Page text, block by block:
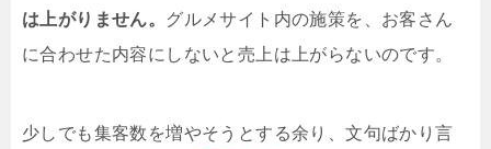
は上がりません。
グルメサイト内の施策を、お客さん
に合わせた内容にしないと売上は上がらないのです。
少しでも集客数を増やそうとする余り、文句ばかり言